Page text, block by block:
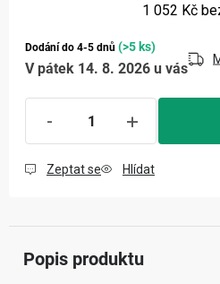
1 052 Kč
Dodání do 4-5 dnů (>5 ks)
V pátek 14. 8. 2026 u vás
Zeptat se Hlídat
Popis produktu